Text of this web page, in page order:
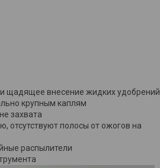
щадящее внесение жидких удобрений
крупным каплям
захвата
отсутствуют полосы от ожогов на
распылители